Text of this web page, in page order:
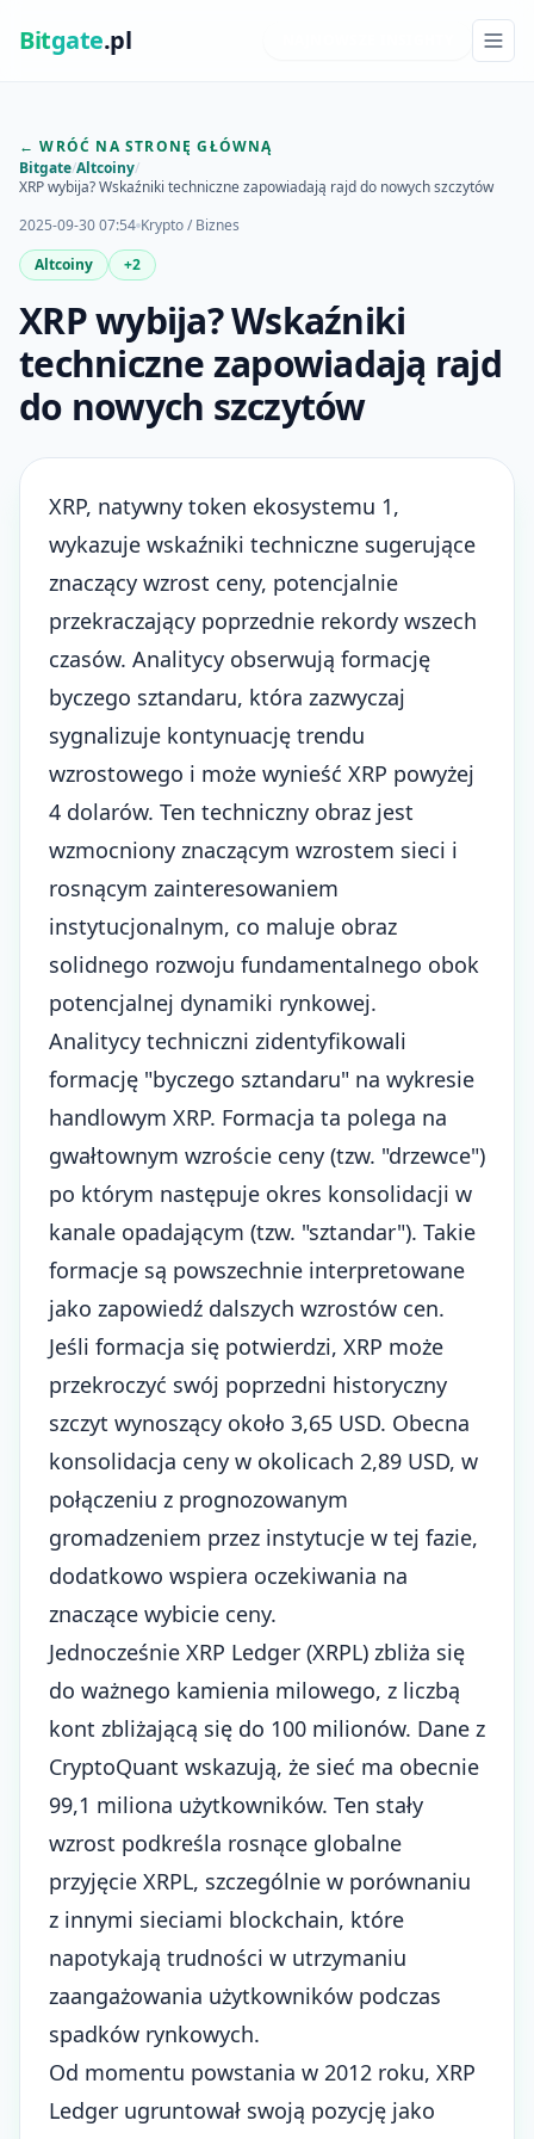
Bitgate.pl
← WRÓĆ NA STRONĘ GŁÓWNĄ
Bitgate/Altcoiny/
XRP wybija? Wskaźniki techniczne zapowiadają rajd do nowych szczytów
2025-09-30 07:54 Krypto / Biznes
Altcoiny
+2
XRP wybija? Wskaźniki
techniczne zapowiadają rajd
do nowych szczytów
XRP, natywny token ekosystemu 1,
wykazuje wskaźniki techniczne sugerujące
znaczący wzrost ceny, potencjalnie
przekraczający poprzednie rekordy wszech
czasów. Analitycy obserwują formację
byczego sztandaru, która zazwyczaj
sygnalizuje kontynuację trendu
wzrostowego i może wynieść XRP powyżej
4 dolarów. Ten techniczny obraz jest
wzmocniony znaczącym wzrostem sieci i
rosnącym zainteresowaniem
instytucjonalnym, co maluje obraz
solidnego rozwoju fundamentalnego obok
potencjalnej dynamiki rynkowej.
Analitycy techniczni zidentyfikowali
formację "byczego sztandaru" na wykresie
handlowym XRP. Formacja ta polega na
gwałtownym wzroście ceny (tzw. "drzewce")
po którym następuje okres konsolidacji w
kanale opadającym (tzw. "sztandar"). Takie
formacje są powszechnie interpretowane
jako zapowiedź dalszych wzrostów cen.
Jeśli formacja się potwierdzi, XRP może
przekroczyć swój poprzedni historyczny
szczyt wynoszący około 3,65 USD. Obecna
konsolidacja ceny w okolicach 2,89 USD, w
połączeniu z prognozowanym
gromadzeniem przez instytucje w tej fazie,
dodatkowo wspiera oczekiwania na
znaczące wybicie ceny.
Jednocześnie XRP Ledger (XRPL) zbliża się
do ważnego kamienia milowego, z liczbą
kont zbliżającą się do 100 milionów. Dane z
CryptoQuant wskazują, że sieć ma obecnie
99,1 miliona użytkowników. Ten stały
wzrost podkreśla rosnące globalne
przyjęcie XRPL, szczególnie w porównaniu
z innymi sieciami blockchain, które
napotykają trudności w utrzymaniu
zaangażowania użytkowników podczas
spadków rynkowych.
Od momentu powstania w 2012 roku, XRP
Ledger ugruntował swoją pozycję jako